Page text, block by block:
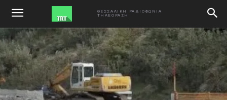
ΘΕΣΣΑΛΙΚΗ ΡΑΔΙΟΦΩΝΙΑ
ΤΗΛΕΟΡΑΣΗ
ΑΡΧΙΚΗ